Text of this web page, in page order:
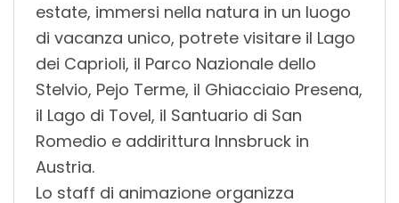
estate, immersi nella natura in un luogo
di vacanza unico, potrete visitare il Lago
dei Caprioli, il Parco Nazionale dello
Stelvio, Pejo Terme, il Ghiacciaio Presena,
il Lago di Tovel, il Santuario di San
Romedio e addirittura Innsbruck in
Austria.
Lo staff di animazione organizza